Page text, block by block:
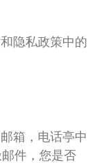
隐私政策中的
箱，电话亭中
件，您是否